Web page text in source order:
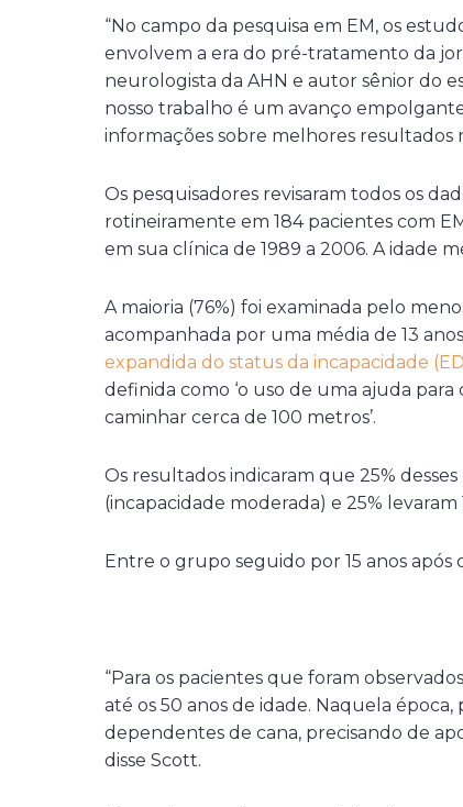
“No campo da pesquisa em EM, os
envolvem a era do pré-tratamento da
neurologista da AHN e autor sênior do
nosso trabalho é um avanço
informações sobre melhores resultados
Os pesquisadores revisaram todos os
rotineiramente em 184 pacientes com
em sua clínica de 1989 a 2006. A idade
A maioria (76%) foi examinada pelo
acompanhada por uma média de 13
expandida do status da incapacidade
definida como ‘o uso de uma ajuda
caminhar cerca de 100 metros’.
Os resultados indicaram que 25%
(incapacidade moderada) e 25% levaram
Entre o grupo seguido por 15 anos após
“Para os pacientes que foram
até os 50 anos de idade. Naquela
dependentes de cana, precisando de
disse Scott.